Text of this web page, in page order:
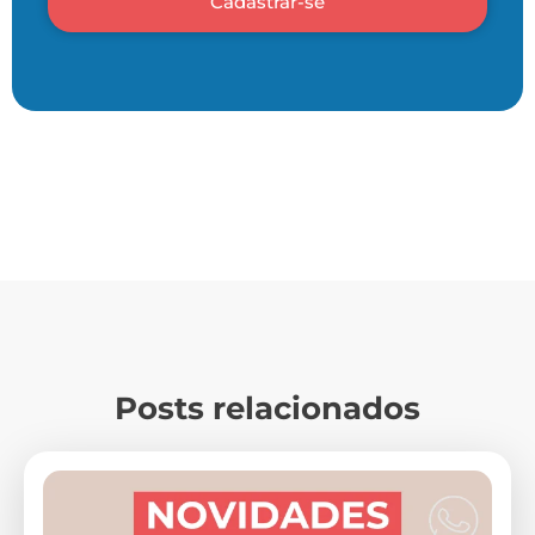
Posts relacionados